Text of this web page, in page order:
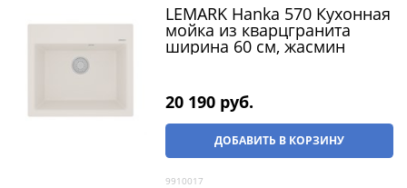
LEMARK Hanka 570 Кухонная
мойка из кварцгранита
ширина 60 см, жасмин
20 190 руб.
ДОБАВИТЬ В КОРЗИНУ
9910017